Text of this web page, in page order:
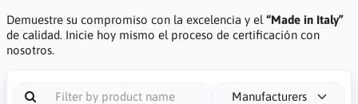
Demuestre su compromiso con la excelencia y el “Made in Italy”
de calidad. Inicie hoy mismo el proceso de certificación con
nosotros.
Manufacturers